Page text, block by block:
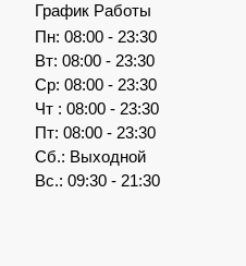
График Работы
Пн: 08:00 - 23:30
Вт: 08:00 - 23:30
Ср: 08:00 - 23:30
Чт : 08:00 - 23:30
Пт: 08:00 - 23:30
Сб.: Выходной
Вс.: 09:30 - 21:30